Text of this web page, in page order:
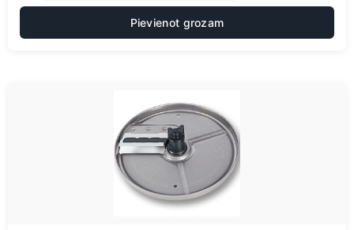
Pievienot grozam